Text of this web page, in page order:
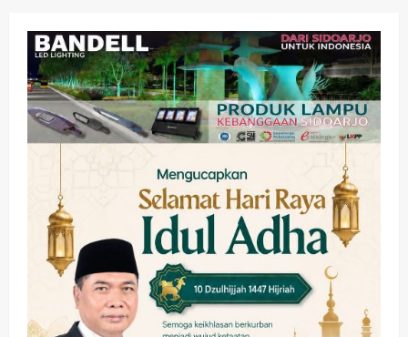
3
HOT NEWS: Ribuan Warga Wage
Tumplek Blek di Bazar Rakyat Jalan
Jambu, Borong Kuliner UMKM Sambil
Nonton Jaranan!
wartanusa 4 Agustus 2026
Keagamaan Pemerintahan
Pemkab Sidoarjo & Muhammadiyah
Sinergi Permudah Perizinan, Wakaf,
hingga Hibah
wartanusa 4 Agustus 2026
5
Keagamaan Pemerintahan
Hadir di Pengajian Qurrota A’yun,
Wabup Sidoarjo Minta Doa Jamaah
Agar Tetap Amanah Memimpin
wartanusa 4 Agustus 2026